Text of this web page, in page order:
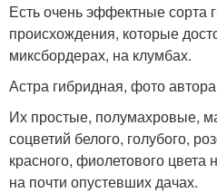
Есть очень эффектные сорта
происхождения, которые
миксбордерах, на клумбах.
Астра гибридная, фото автора
Их простые, полумахровые,
соцветий белого, голубого,
красного, фиолетового
на почти опустевших дачах.